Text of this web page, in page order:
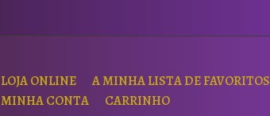
LOJA ONLINE A MINHA LISTA DE FAVORITOS
MINHA CONTA
CARRINHO